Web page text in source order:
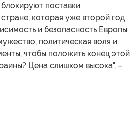
поставки
которая уже второй год
и безопасность Европы.
политическая воля и
чтобы положить конец этой
Цена слишком высока", –